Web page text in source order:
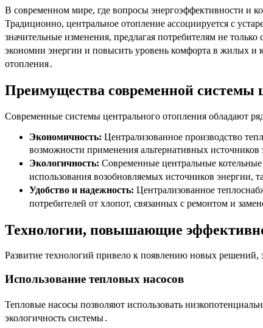
В современном мире, где вопросы энергоэффективности и
Традиционно, центральное отопление ассоциируется с
значительные изменения, предлагая потребителям не
экономии энергии и повысить уровень комфорта в жилых и
отопления․
Преимущества современной системы
Современные системы центрального отопления обладают
Экономичность: Централизованное производство
возможности применения альтернативных источников
Экологичность: Современные центральные
использования возобновляемых источников энергии,
Удобство и надежность: Централизованное
потребителей от хлопот, связанных с ремонтом и
Технологии, повышающие
Развитие технологий привело к появлению новых
Использование тепловых насосов
Тепловые насосы позволяют использовать
экологичность системы․